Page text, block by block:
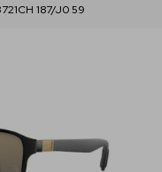
187/J0 59